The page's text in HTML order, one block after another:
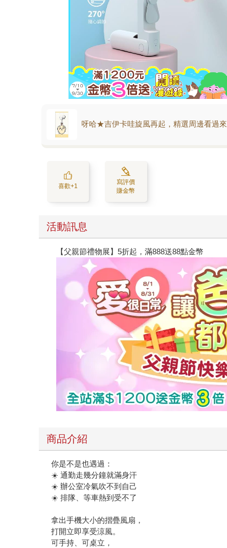
呀哈★吉伊卡哇旋風再起，精選周邊看過來
喜歡+1
寫評價
賺金幣
活動訊息
【父親節禮物展】5折起，滿888送88點金幣
商品介紹
你是不是也遇過：
☀️ 通勤走幾分鐘就滿身汗
☀️ 辦公室冷氣吹不到自己
☀️ 排隊、等車熱到受不了
拿出手機大小的摺疊風扇，
打開立即享受涼風。
可手持、可桌立，